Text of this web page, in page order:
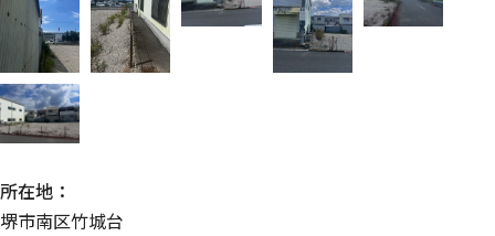
所在地
堺市南区竹城台